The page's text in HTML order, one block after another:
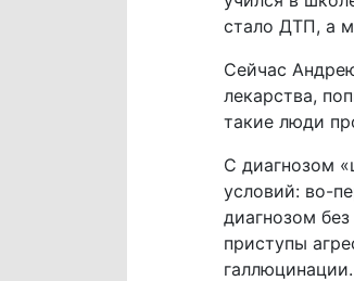
стало ДТП, а
Сейчас
лекарства,
такие люди
С диагнозом
условий: во-
диагнозом
приступы